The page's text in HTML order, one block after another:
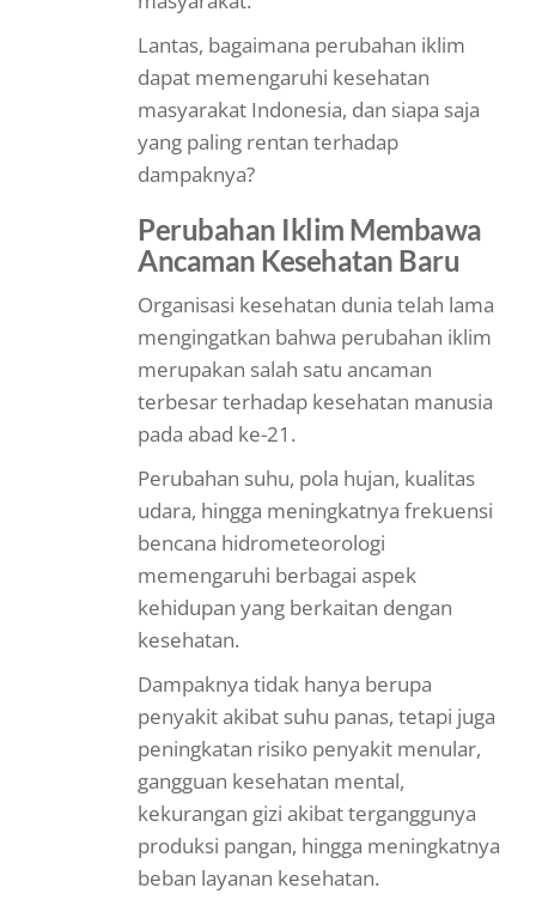
Lantas, bagaimana perubahan iklim
dapat memengaruhi kesehatan
masyarakat Indonesia, dan siapa saja
yang paling rentan terhadap
dampaknya?
Perubahan Iklim Membawa
Ancaman Kesehatan Baru
Organisasi kesehatan dunia telah lama
mengingatkan bahwa perubahan iklim
merupakan salah satu ancaman
terbesar terhadap kesehatan manusia
pada abad ke-21.
Perubahan suhu, pola hujan, kualitas
udara, hingga meningkatnya frekuensi
bencana hidrometeorologi
memengaruhi berbagai aspek
kehidupan yang berkaitan dengan
kesehatan.
Dampaknya tidak hanya berupa
penyakit akibat suhu panas, tetapi juga
peningkatan risiko penyakit menular,
gangguan kesehatan mental,
kekurangan gizi akibat terganggunya
produksi pangan, hingga meningkatnya
beban layanan kesehatan.